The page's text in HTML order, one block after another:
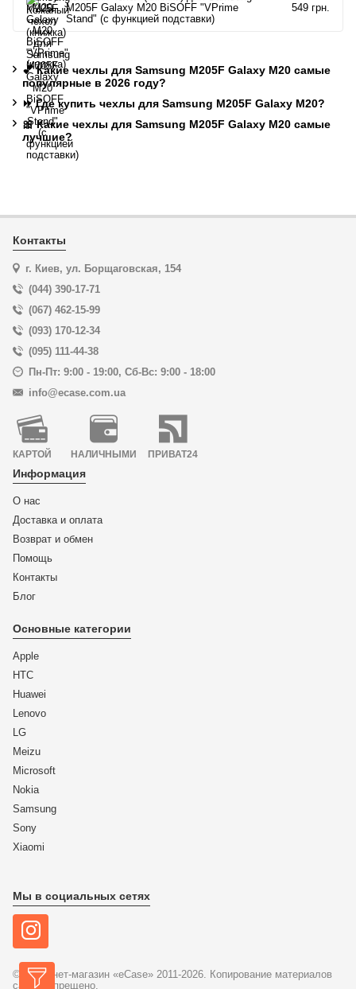
M205F Galaxy M20 BiSOFF "VPrime
Stand" (с функцией подставки)
549 грн.
💕 Какие чехлы для Samsung M205F Galaxy M20 самые
популярные в 2026 году?
⏩ Где купить чехлы для Samsung M205F Galaxy M20?
🎀 Какие чехлы для Samsung M205F Galaxy M20 самые
лучшие?
Контакты
г. Киев, ул. Борщаговская, 154
(044) 390-17-71
(067) 462-15-99
(093) 170-12-34
(095) 111-44-38
Пн-Пт: 9:00 - 19:00, Сб-Вс: 9:00 - 18:00
info@ecase.com.ua
КАРТОЙ НАЛИЧНЫМИ ПРИВАТ24
Информация
О нас
Доставка и оплата
Возврат и обмен
Помощь
Контакты
Блог
Основные категории
Apple
HTC
Huawei
Lenovo
LG
Meizu
Microsoft
Nokia
Samsung
Sony
Xiaomi
Мы в социальных сетях
© Интернет-магазин «eCase» 2011-2026. Копирование материалов
сайта запрещено.